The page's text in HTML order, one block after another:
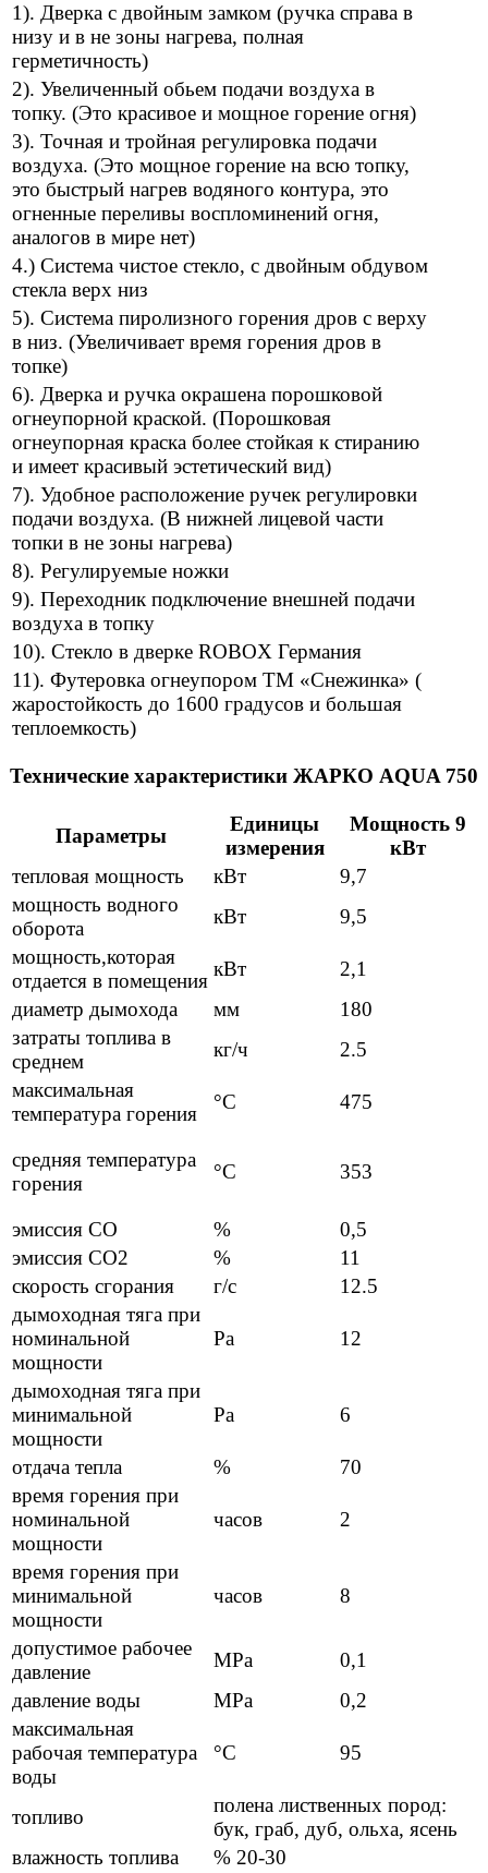
1). Дверка с двойным замком (ручка справа в
низу и в не зоны нагрева, полная
герметичность)
2). Увеличенный обьем подачи воздуха в
топку. (Это красивое и мощное горение огня)
3). Точная и тройная регулировка подачи
воздуха. (Это мощное горение на всю топку,
это быстрый нагрев водяного контура, это
огненные переливы воспломинений огня,
аналогов в мире нет)
4.) Система чистое стекло, с двойным обдувом
стекла верх низ
5). Система пиролизного горения дров с верху
в низ. (Увеличивает время горения дров в
топке)
6). Дверка и ручка окрашена порошковой
огнеупорной краской. (Порошковая
огнеупорная краска более стойкая к стиранию
и имеет красивый эстетический вид)
7). Удобное расположение ручек регулировки
подачи воздуха. (В нижней лицевой части
топки в не зоны нагрева)
8). Регулируемые ножки
9). Переходник подключение внешней подачи
воздуха в топку
10). Стекло в дверке ROBOX Германия
11). Футеровка огнеупором ТМ «Снежинка» (
жаростойкость до 1600 градусов и большая
теплоемкость)
Технические характеристики ЖАРКО AQUA 750
Параметры
Единицы
измерения
Мощность 9
кВт
тепловая мощность
кВт
9,7
мощность водного
оборота
кВт
9,5
мощность,которая
отдается в помещения
кВт
2,1
диаметр дымохода
мм
180
затраты топлива в
среднем
кг/ч
2.5
максимальная
температура горения
°C 475
средняя температура
горения
°C 353
эмиссия СО %
0,5
эмиссия СО2
%
11
скорость сгорания
г/с
12.5
дымоходная тяга при
номинальной
мощности
Pa 12
дымоходная тяга при
минимальной
мощности
Pa 6
отдача тепла %
70
время горения при
номинальной
мощности
часов 2
время горения при
минимальной
мощности
часов 8
допустимое рабочее
давление
MPa
0,1
давление воды
MPa
0,2
максимальная
рабочая температура
воды
°C 95
топливо
полена лиственных пород:
бук, граб, дуб, ольха, ясень
влажность топлива
% 20-30